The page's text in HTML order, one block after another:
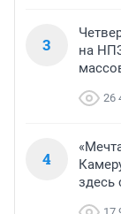
3
на
26
4
здесь